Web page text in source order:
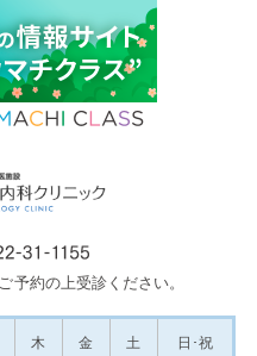
予約の上受診ください。
木 金 土 日･祝